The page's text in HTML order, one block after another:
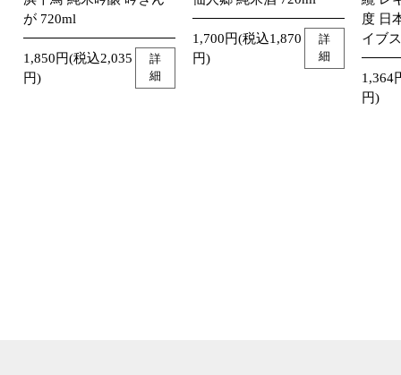
が 720ml
1,850円(税込2,035
円)
詳
細
1,700円(税込1,870
円)
詳
細
度 日
イブ
1,364
円)